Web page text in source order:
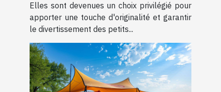
Elles sont devenues un choix privilégié pour
apporter une touche d'originalité et garantir
le divertissement des petits...